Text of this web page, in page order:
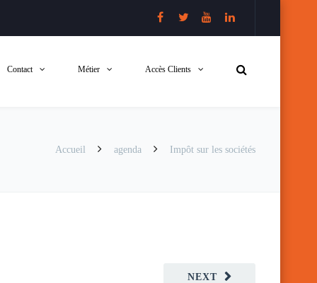
Contact Métier Accès Clients
Accueil agenda Impôt sur les sociétés
NEXT